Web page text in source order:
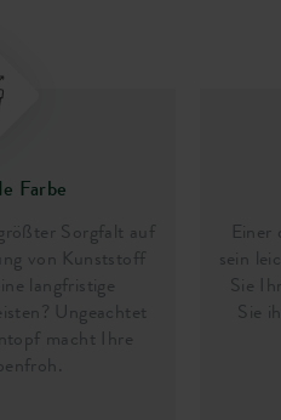
Farbe
Sorgfalt auf
von Kunststoff
langfristige
Ungeachtet
macht Ihre
sein
Sie
Sie